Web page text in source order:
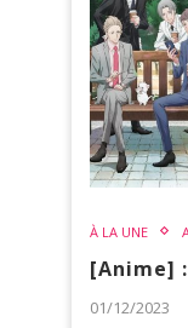
À LA UNE
[Anime]
01/12/2023